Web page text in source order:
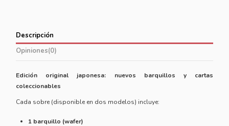
Descripción
Opiniones(0)
Edición original japonesa: nuevos barquillos y cartas
coleccionables
Cada sobre (disponible en dos modelos) incluye:
1 barquillo (wafer)